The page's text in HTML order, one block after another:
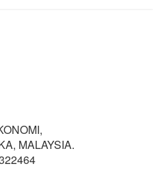
MALAYSIA.